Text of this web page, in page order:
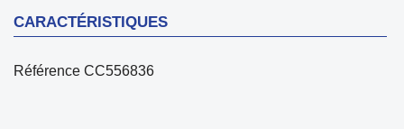
CARACTÉRISTIQUES
Référence CC556836